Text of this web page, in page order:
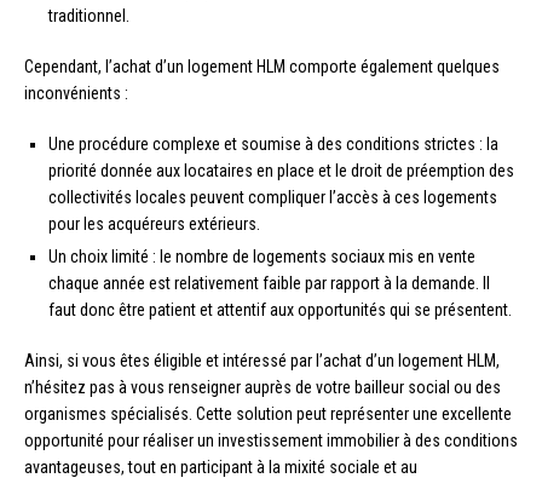
traditionnel.
Cependant, l’achat d’un logement HLM comporte également quelques
inconvénients :
Une procédure complexe et soumise à des conditions strictes : la
priorité donnée aux locataires en place et le droit de préemption des
collectivités locales peuvent compliquer l’accès à ces logements
pour les acquéreurs extérieurs.
Un choix limité : le nombre de logements sociaux mis en vente
chaque année est relativement faible par rapport à la demande. Il
faut donc être patient et attentif aux opportunités qui se présentent.
Ainsi, si vous êtes éligible et intéressé par l’achat d’un logement HLM,
n’hésitez pas à vous renseigner auprès de votre bailleur social ou des
organismes spécialisés. Cette solution peut représenter une excellente
opportunité pour réaliser un investissement immobilier à des conditions
avantageuses, tout en participant à la mixité sociale et au